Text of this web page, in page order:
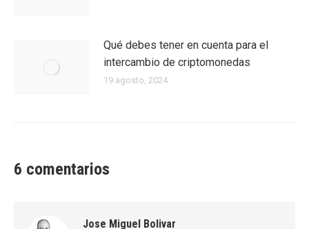
Qué debes tener en cuenta para el
intercambio de criptomonedas
19 agosto, 2024
6 comentarios
Jose Miguel Bolivar